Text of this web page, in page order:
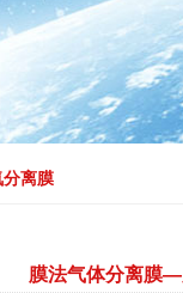
分离膜
膜法气体分离膜